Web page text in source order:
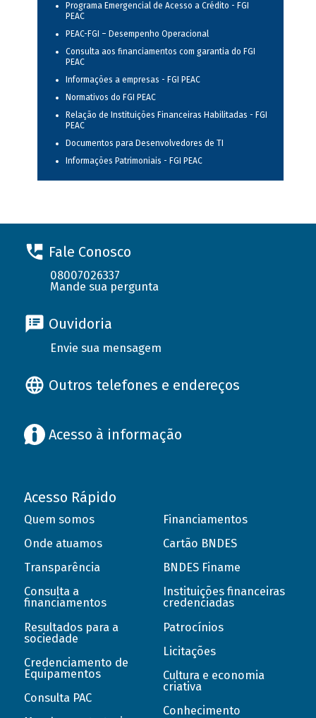
Programa Emergencial de Acesso a Crédito - FGI
PEAC
PEAC-FGI – Desempenho Operacional
Consulta aos financiamentos com garantia do FGI
PEAC
Informações a empresas - FGI PEAC
Normativos do FGI PEAC
Relação de Instituições Financeiras Habilitadas - FGI
PEAC
Documentos para Desenvolvedores de TI
Informações Patrimoniais - FGI PEAC
Fale Conosco
08007026337
Mande sua pergunta
Ouvidoria
Envie sua mensagem
Outros telefones e endereços
Acesso à informação
Acesso Rápido
Quem somos
Onde atuamos
Transparência
Consulta a
financiamentos
Resultados para a
sociedade
Credenciamento de
Equipamentos
Consulta PAC
Financiamentos
Cartão BNDES
BNDES Finame
Instituições financeiras
credenciadas
Patrocínios
Licitações
Cultura e economia
criativa
Conhecimento